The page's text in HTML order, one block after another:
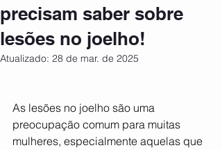
precisam saber sobre
lesões no joelho!
Atualizado: 28 de mar. de 2025
As lesões no joelho são uma
preocupação comum para muitas
mulheres, especialmente aquelas que